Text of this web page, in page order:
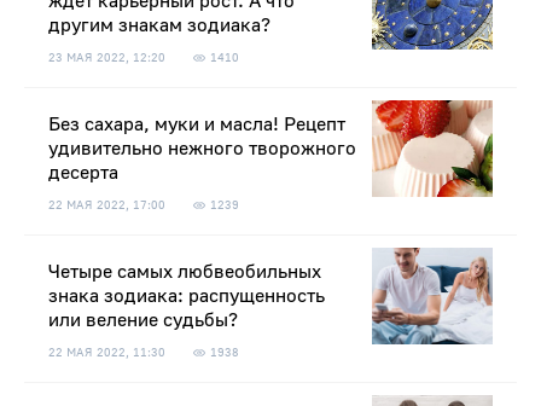
другим знакам зодиака?
23 МАЯ 2022, 12:20 1410
Без сахара, муки и масла! Рецепт
удивительно нежного творожного
десерта
22 МАЯ 2022, 17:00 1239
Четыре самых любвеобильных
знака зодиака: распущенность
или веление судьбы?
22 МАЯ 2022, 11:30 1938